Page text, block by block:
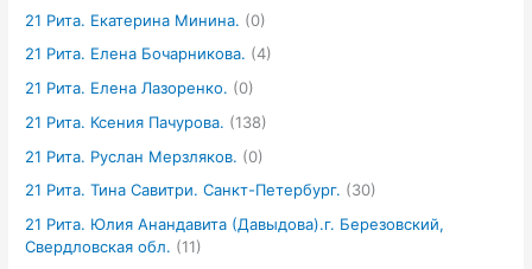
21 Рита. Екатерина Минина. (0)
21 Рита. Елена Бочарникова. (4)
21 Рита. Елена Лазоренко. (0)
21 Рита. Ксения Пачурова. (138)
21 Рита. Руслан Мерзляков. (0)
21 Рита. Тина Савитри. Санкт-Петербург. (30)
21 Рита. Юлия Анандавита (Давыдова).г. Березовский,
Свердловская обл. (11)